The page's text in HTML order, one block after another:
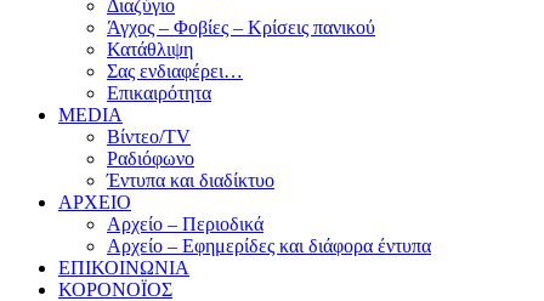
Διαζύγιο
Άγχος – Φοβίες – Κρίσεις πανικού
Κατάθλιψη
Σας ενδιαφέρει…
Επικαιρότητα
MEDIA
Βίντεο/TV
Ραδιόφωνο
Έντυπα και διαδίκτυο
ΑΡΧΕΙΟ
Αρχείο – Περιοδικά
Αρχείο – Εφημερίδες και διάφορα έντυπα
ΕΠΙΚΟΙΝΩΝΙΑ
ΚΟΡΟΝΟΪΟΣ